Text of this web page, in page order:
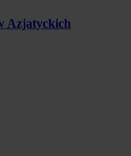
Azjatyckich